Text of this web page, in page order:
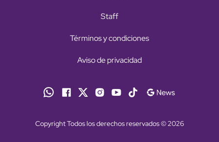
Staff
Términos y condiciones
Aviso de privacidad
Copyright Todos los derechos reservados © 2026